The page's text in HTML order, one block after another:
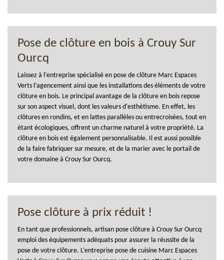
Pose de clôture en bois à Crouy Sur
Ourcq
Laissez à l’entreprise spécialisé en pose de clôture Marc Espaces
Verts l’agencement ainsi que les installations des éléments de votre
clôture en bois. Le principal avantage de la clôture en bois repose
sur son aspect visuel, dont les valeurs d'esthétisme. En effet, les
clôtures en rondins, et en lattes parallèles ou entrecroisées, tout en
étant écologiques, offrent un charme naturel à votre propriété. La
clôture en bois est également personnalisable. Il est aussi possible
de la faire fabriquer sur mesure, et de la marier avec le portail de
votre domaine à Crouy Sur Ourcq.
Pose clôture à prix réduit !
En tant que professionnels, artisan pose clôture à Crouy Sur Ourcq
emploi des équipements adéquats pour assurer la réussite de la
pose de votre clôture. L’entreprise pose de cuisine Marc Espaces